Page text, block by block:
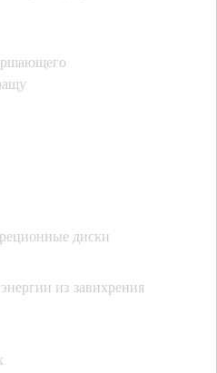
диски
из завихрения